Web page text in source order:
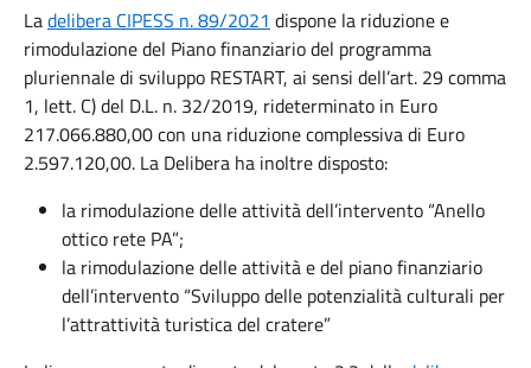
Ladelibera CIPESS n. 89/2021 dispone la riduzione e
rimodulazione del Piano finanziario del programma
pluriennale di sviluppo RESTART, ai sensi dell’art. 29 comma
1, lett. C) del D.L. n. 32/2019, rideterminato in Euro
217.066.880,00 con una riduzione complessiva di Euro
2.597.120,00. La Delibera ha inoltre disposto:
la rimodulazione delle attività dell’intervento “Anello
ottico rete PA”;
la rimodulazione delle attività e del piano finanziario
dell’intervento “Sviluppo delle potenzialità culturali per
l’attrattività turistica del cratere”